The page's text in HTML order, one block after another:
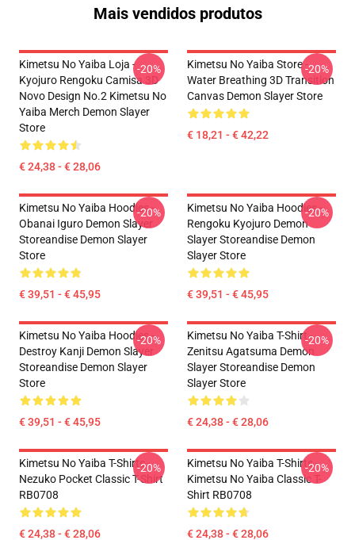
Mais vendidos produtos
Kimetsu No Yaiba Loja -
Kyojuro Rengoku Camisa 3D
Novo Design No.2 Kimetsu No
Yaiba Merch Demon Slayer
Store
€ 24,38 - € 28,06
-20%
Kimetsu No Yaiba Store -
Water Breathing 3D Transition
Canvas Demon Slayer Store
€ 18,21 - € 42,22
-20%
Kimetsu No Yaiba Hoodies -
Obanai Iguro Demon Slayer
Storeandise Demon Slayer
Store
€ 39,51 - € 45,95
-20%
Kimetsu No Yaiba Hoodies -
Rengoku Kyojuro Demon
Slayer Storeandise Demon
Slayer Store
€ 39,51 - € 45,95
-20%
Kimetsu No Yaiba Hoodies -
Destroy Kanji Demon Slayer
Storeandise Demon Slayer
Store
€ 39,51 - € 45,95
-20%
Kimetsu No Yaiba T-Shirt -
Zenitsu Agatsuma Demon
Slayer Storeandise Demon
Slayer Store
€ 24,38 - € 28,06
-20%
Kimetsu No Yaiba T-Shirts -
Nezuko Pocket Classic T-Shirt
RB0708
€ 24,38 - € 28,06
-20%
Kimetsu No Yaiba T-Shirts -
Kimetsu No Yaiba Classic T-
Shirt RB0708
€ 24,38 - € 28,06
-20%